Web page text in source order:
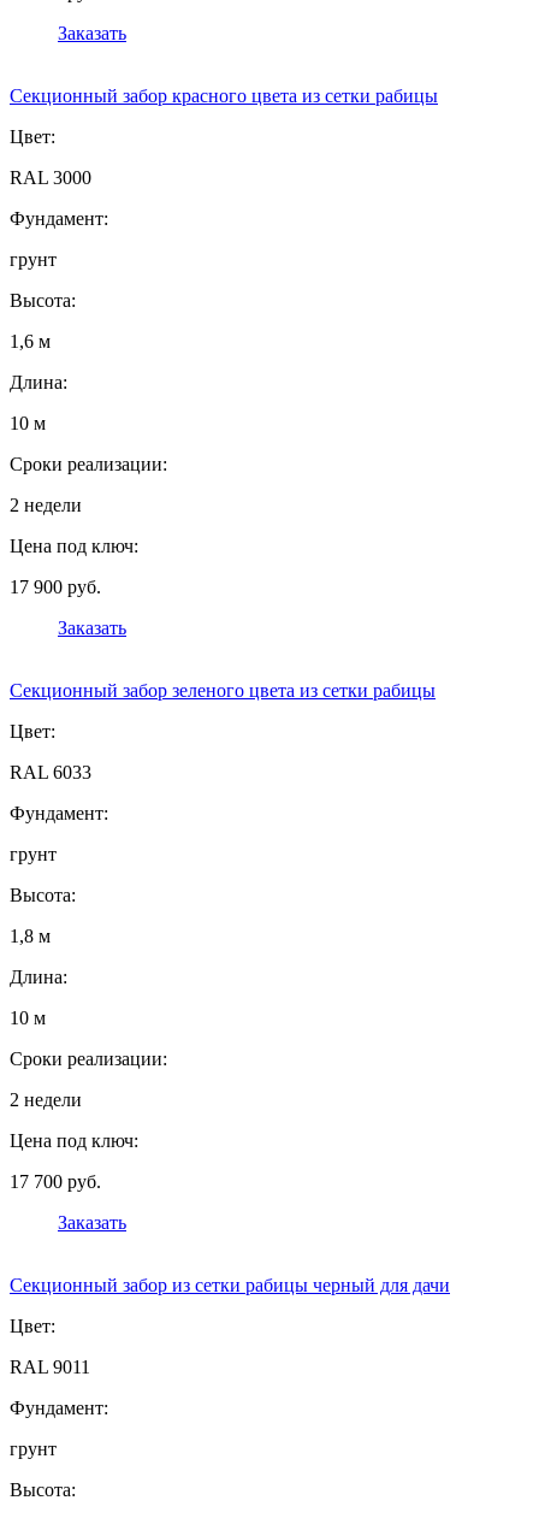
Заказать
Секционный забор красного цвета из сетки рабицы
Цвет:
RAL 3000
Фундамент:
грунт
Высота:
1,6 м
Длина:
10 м
Сроки реализации:
2 недели
Цена под ключ:
17 900 руб.
Заказать
Секционный забор зеленого цвета из сетки рабицы
Цвет:
RAL 6033
Фундамент:
грунт
Высота:
1,8 м
Длина:
10 м
Сроки реализации:
2 недели
Цена под ключ:
17 700 руб.
Заказать
Секционный забор из сетки рабицы черный для дачи
Цвет:
RAL 9011
Фундамент:
грунт
Высота: